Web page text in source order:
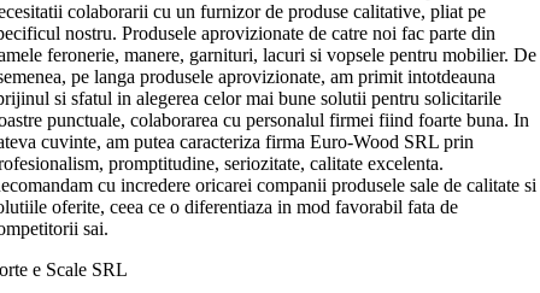
colaborarii cu un furnizor de produse calitative, pliat pe
nostru. Produsele aprovizionate de catre noi fac parte din
feronerie, manere, garnituri, lacuri si vopsele pentru mobilier. De
pe langa produsele aprovizionate, am primit intotdeauna
si sfatul in alegerea celor mai bune solutii pentru solicitarile
punctuale, colaborarea cu personalul firmei fiind foarte buna. In
cuvinte, am putea caracteriza firma Euro-Wood SRL prin
promptitudine, seriozitate, calitate excelenta.
cu incredere oricarei companii produsele sale de calitate si
oferite, ceea ce o diferentiaza in mod favorabil fata de
sai.
e Scale SRL